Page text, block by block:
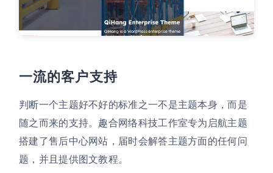
一流的客户支持
判断一个主题好不好的标准之一不是主题本身，而是
随之而来的支持。趣合网络科技工作室专为启航主题
搭建了售后中心网站，届时会解答主题方面的任何问
题，并且提供图文教程。